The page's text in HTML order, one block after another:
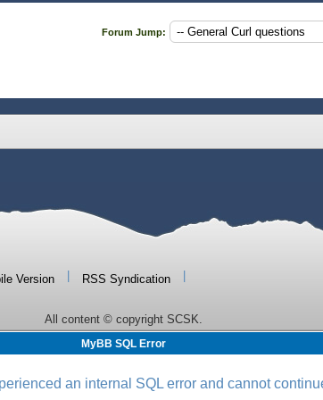
Forum Jump:
Version RSS Syndication
All content © copyright SCSK.
MyBB SQL Error
an internal SQL error and cannot